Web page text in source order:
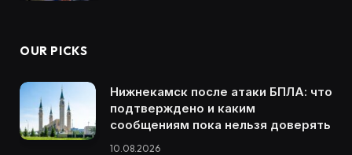
OUR PICKS
Нижнекамск после атаки БПЛА: что
подтверждено и каким
сообщениям пока нельзя доверять
10.08.2026